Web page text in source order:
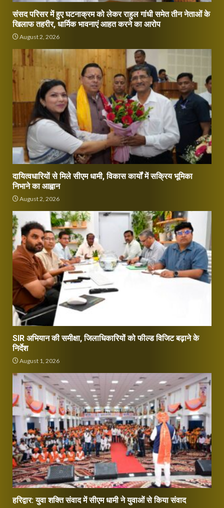
संसद परिसर में हुए घटनाक्रम को लेकर राहुल गांधी समेत तीन नेताओं के
खिलाफ तहरीर, धार्मिक भावनाएं आहत करने का आरोप
August 2, 2026
दायित्वधारियों से मिले सीएम धामी, विकास कार्यों में सक्रिय भूमिका
निभाने का आह्वान
August 2, 2026
SIR अभियान की समीक्षा, जिलाधिकारियों को फील्ड विजिट बढ़ाने के
निर्देश
August 1, 2026
हरिद्वार: युवा शक्ति संवाद में सीएम धामी ने युवाओं से किया संवाद